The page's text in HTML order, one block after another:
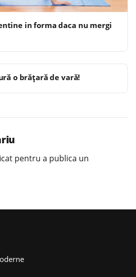
in forma daca nu mergi
o brăţară de vară!
pentru a publica un